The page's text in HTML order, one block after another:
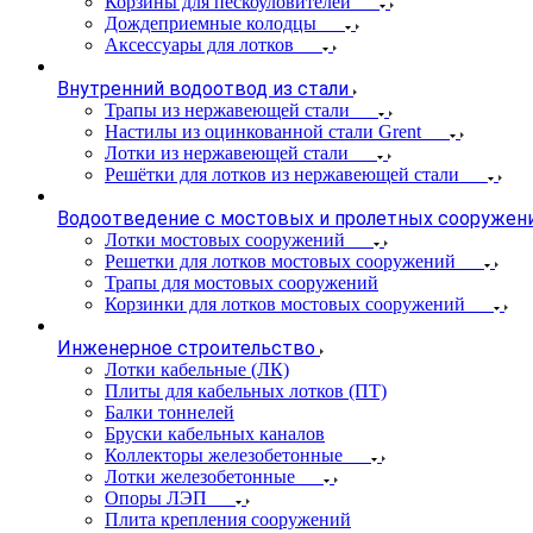
Дождеприемные колодцы
Аксессуары для лотков
Внутренний водоотвод из стали
Трапы из нержавеющей стали
Настилы из оцинкованной стали Grent
Лотки из нержавеющей стали
Решётки для лотков из нержавеющей стали
Водоотведение с мостовых и пролетных
Лотки мостовых сооружений
Решетки для лотков мостовых сооружений
Трапы для мостовых сооружений
Корзинки для лотков мостовых сооружений
Инженерное строительство
Лотки кабельные (ЛК)
Плиты для кабельных лотков (ПТ)
Балки тоннелей
Бруски кабельных каналов
Коллекторы железобетонные
Лотки железобетонные
Опоры ЛЭП
Плита крепления сооружений